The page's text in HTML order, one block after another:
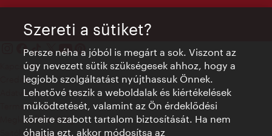
Kapcsolat
Credits
Adatvédelmi nyilatkozat
Terms of Use
Megközelíthetőség
Sajtókapcsolat
Szereti a sütiket?
Persze néha a jóból is megárt a sok. Viszont az
úgy nevezett sütik szükségesek ahhoz, hogy a
legjobb szolgáltatást nyújthassuk Önnek.
Lehetővé teszik a weboldalak és kiértékelések
működtetését, valamint az Ön érdeklődési
köreire szabott tartalom biztosítását. Ha nem
óhajtja ezt, akkor módosítsa az